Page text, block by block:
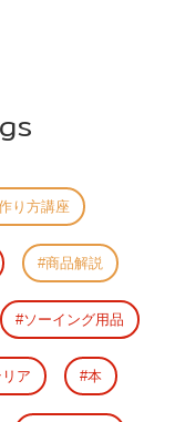
り方講座
商品解説
ソーイング用品
ア 本